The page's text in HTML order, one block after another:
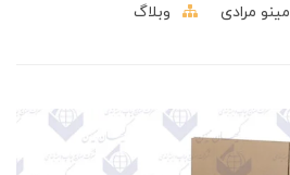
مینو مرادی وبلاگ